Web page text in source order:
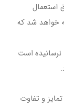
حق استعمال
خواهد شد که
است
و تفاوت